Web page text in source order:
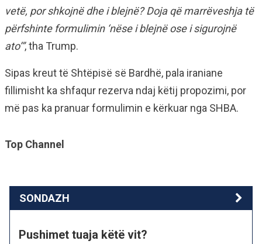
vetë, por shkojnë dhe i blejnë? Doja që marrëveshja të
përfshinte formulimin ‘nëse i blejnë ose i sigurojnë
ato’”, tha Trump.
Sipas kreut të Shtëpisë së Bardhë, pala iraniane
fillimisht ka shfaqur rezerva ndaj këtij propozimi, por
më pas ka pranuar formulimin e kërkuar nga SHBA.
Top Channel
SONDAZH
Pushimet tuaja këtë vit?